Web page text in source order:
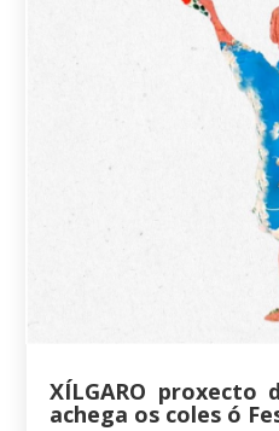
XÍLGARO proxecto
achega os coles ó